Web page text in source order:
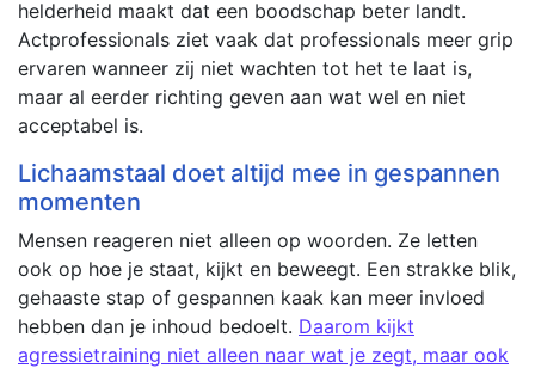
helderheid maakt dat een boodschap beter landt.
Actprofessionals ziet vaak dat professionals meer grip
ervaren wanneer zij niet wachten tot het te laat is,
maar al eerder richting geven aan wat wel en niet
acceptabel is.
Lichaamstaal doet altijd mee in gespannen
momenten
Mensen reageren niet alleen op woorden. Ze letten
ook op hoe je staat, kijkt en beweegt. Een strakke blik,
gehaaste stap of gespannen kaak kan meer invloed
hebben dan je inhoud bedoelt. Daarom kijkt
agressietraining niet alleen naar wat je zegt, maar ook